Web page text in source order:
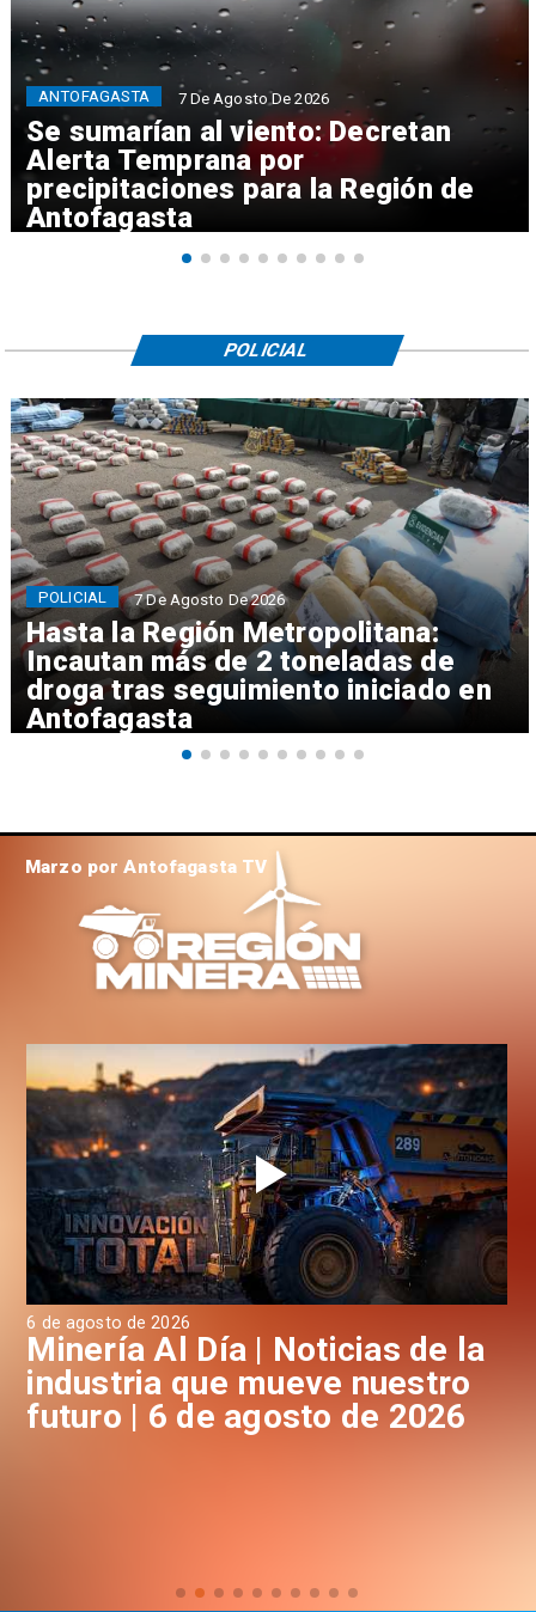
Se sumarían al viento: Decretan
Alerta Temprana por
precipitaciones para la Región de
Antofagasta
ANTOFAGASTA 7 De Agosto De 2026
Hasta la Región Metropolitana:
Incautan más de 2 toneladas de
droga tras seguimiento iniciado en
Antofagasta
POLICIAL 7 De Agosto De 2026
POLICIAL
6 de agosto de 2026
Minería Al Día | Noticias de la
industria que mueve nuestro
futuro | 6 de agosto de 2026
Marzo por Antofagasta TV